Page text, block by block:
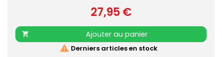
avec velcro et boucle rapide - S’attache à la laisse grâce
à 2 anneaux D métal, ce qui apporte une sécurité
supplémentaire
Prix
27,95 €

Ajouter au panier
 Derniers articles en stock